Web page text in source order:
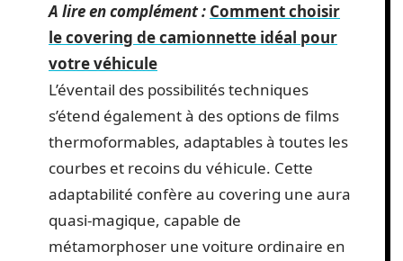
A lire en complément : Comment choisir
le covering de camionnette idéal pour
votre véhicule
L’éventail des possibilités techniques
s’étend également à des options de films
thermoformables, adaptables à toutes les
courbes et recoins du véhicule. Cette
adaptabilité confère au covering une aura
quasi-magique, capable de
métamorphoser une voiture ordinaire en